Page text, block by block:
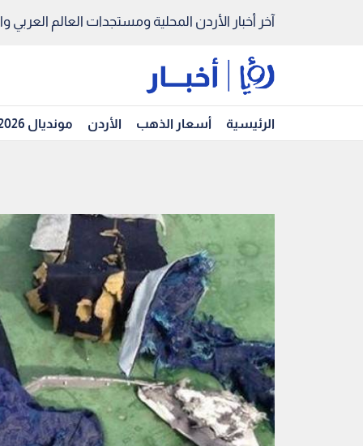
آخر أخبار الأردن المحلية ومستجدات العالم العربي
الرئيسية أسعار الذهب الأردن مونديال 2026